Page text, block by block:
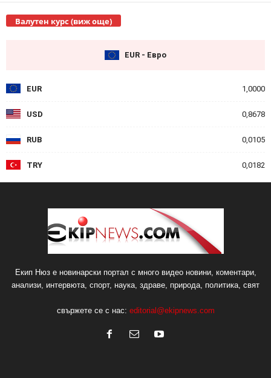
Валутен курс (виж още)
EUR - Евро
EUR 1,0000
USD 0,8678
RUB 0,0105
TRY 0,0182
Екип Нюз е новинарски портал с много видео новини, коментари,
анализи, интервюта, спорт, наука, здраве, природа, политика, свят
свържете се с нас: editorial@ekipnews.com